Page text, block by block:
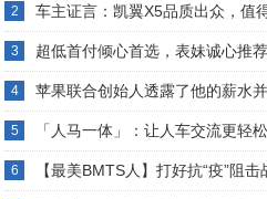
2 车主证言：凯翼X5品质出众，值
3 超低首付倾心首选，表妹诚心推
4 苹果联合创始人透露了他的薪水并
5 「人马一体」：让人车交流更轻松
6 【最美BMTS人】打好抗“疫”阻击